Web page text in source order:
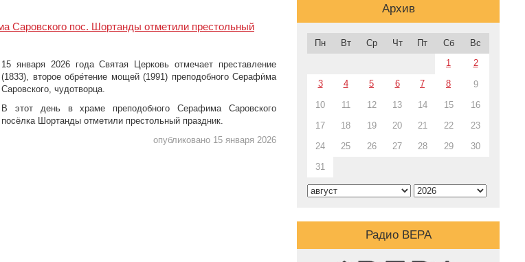
Саровского пос. Шортанды отметили престольный
15 января 2026 года Святая Церковь отмечает преставление
(1833), второе обре́тение мощей (1991) преподобного Серафи́ма
Саровского, чудотворца.
В этот день в храме преподобного Серафима Саровского
посёлка Шортанды отметили престольный праздник.
опубликовано 15 января 2026
Архив
Пн Вт Ср Чт Пт Сб
Вс
1
2
3
4 5 6 7 8
9
10
11 12 13 14 15
16
17
18 19 20 21 22
23
24
25 26 27 28 29
30
31
Радио ВЕРА